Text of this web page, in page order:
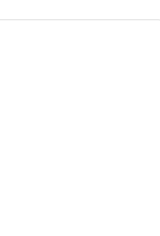
sous le numéro 520